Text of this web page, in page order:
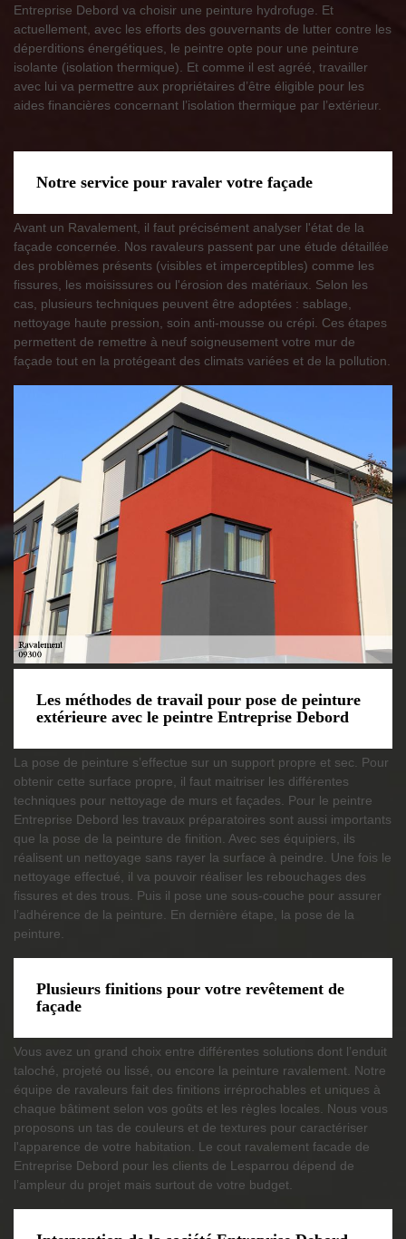
Entreprise Debord va choisir une peinture hydrofuge. Et
actuellement, avec les efforts des gouvernants de lutter contre les
déperditions énergétiques, le peintre opte pour une peinture
isolante (isolation thermique). Et comme il est agréé, travailler
avec lui va permettre aux propriétaires d’être éligible pour les
aides financières concernant l’isolation thermique par l’extérieur.
Notre service pour ravaler votre façade
Avant un Ravalement, il faut précisément analyser l'état de la
façade concernée. Nos ravaleurs passent par une étude détaillée
des problèmes présents (visibles et imperceptibles) comme les
fissures, les moisissures ou l'érosion des matériaux. Selon les
cas, plusieurs techniques peuvent être adoptées : sablage,
nettoyage haute pression, soin anti-mousse ou crépi. Ces étapes
permettent de remettre à neuf soigneusement votre mur de
façade tout en la protégeant des climats variées et de la pollution.
Les méthodes de travail pour pose de peinture
extérieure avec le peintre Entreprise Debord
La pose de peinture s’effectue sur un support propre et sec. Pour
obtenir cette surface propre, il faut maitriser les différentes
techniques pour nettoyage de murs et façades. Pour le peintre
Entreprise Debord les travaux préparatoires sont aussi importants
que la pose de la peinture de finition. Avec ses équipiers, ils
réalisent un nettoyage sans rayer la surface à peindre. Une fois le
nettoyage effectué, il va pouvoir réaliser les rebouchages des
fissures et des trous. Puis il pose une sous-couche pour assurer
l’adhérence de la peinture. En dernière étape, la pose de la
peinture.
Plusieurs finitions pour votre revêtement de
façade
Vous avez un grand choix entre différentes solutions dont l’enduit
taloché, projeté ou lissé, ou encore la peinture ravalement. Notre
équipe de ravaleurs fait des finitions irréprochables et uniques à
chaque bâtiment selon vos goûts et les règles locales. Nous vous
proposons un tas de couleurs et de textures pour caractériser
l'apparence de votre habitation. Le cout ravalement facade de
Entreprise Debord pour les clients de Lesparrou dépend de
l’ampleur du projet mais surtout de votre budget.